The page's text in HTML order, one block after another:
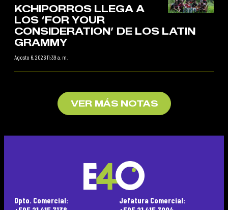
KCHIPORROS LLEGA A
LOS ‘FOR YOUR
CONSIDERATION’ DE LOS LATIN
GRAMMY
Agosto 6, 2026 11:39 a. m.
VER MÁS NOTAS
Dpto. Comercial:
Jefatura Comercial: